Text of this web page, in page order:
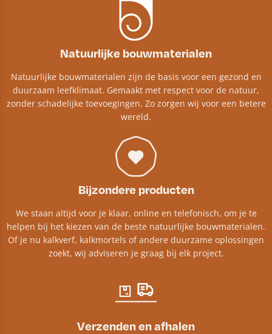
Natuurlijke bouwmaterialen
Natuurlijke bouwmaterialen zijn de basis voor een gezond en
duurzaam leefklimaat. Gemaakt met respect voor de natuur,
zonder schadelijke toevoegingen. Zo zorgen wij voor een betere
wereld.
Bijzondere producten
We staan altijd voor je klaar, online en telefonisch, om je te
helpen bij het kiezen van de beste natuurlijke bouwmaterialen.
Of je nu kalkverf, kalkmortels of andere duurzame oplossingen
zoekt, wij adviseren je graag bij elk project.​
Verzenden en afhalen